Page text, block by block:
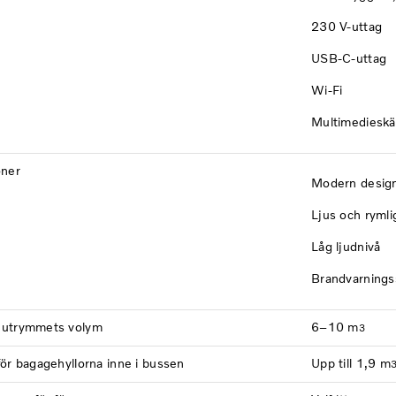
230 V-uttag
USB-C-uttag
Wi-Fi
Modern
Ljus och
Låg ljudnivå
volym 6–10 m3
bagagehyllorna inne i bussen Upp till 1,9 m3